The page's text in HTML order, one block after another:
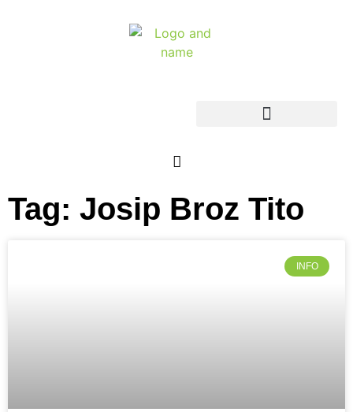
Tag: Josip Broz Tito
INFO